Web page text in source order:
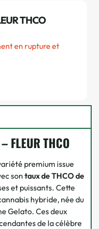
THCO
en rupture et
FLEUR THCO
premium issue
son taux de THCO de
et puissants. Cette
hybride, née du
Gelato. Ces deux
de la célèbre